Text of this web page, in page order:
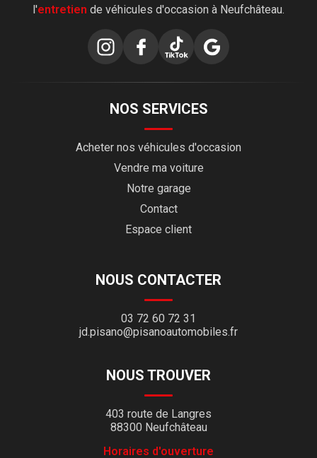
l'entretien de véhicules d'occasion à Neufchâteau.
NOS SERVICES
Acheter nos véhicules d'occasion
Vendre ma voiture
Notre garage
Contact
Espace client
NOUS CONTACTER
03 72 60 72 31
jd.pisano@pisanoautomobiles.fr
NOUS TROUVER
403 route de Langres
88300 Neufchâteau
Horaires d'ouverture